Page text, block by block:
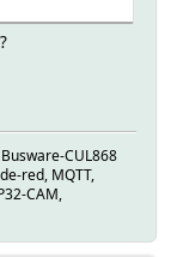
CUL868
red, MQTT,
CAM,